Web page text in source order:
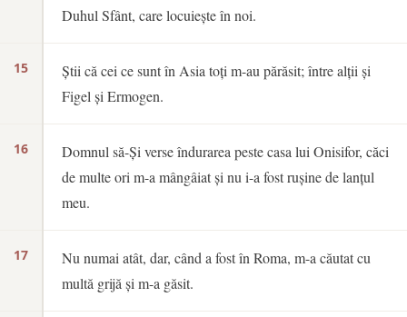
15
16
17
Duhul Sfânt, care locuiește în noi.
Știi că cei ce sunt în Asia toți m-au părăsit; între alții și
Figel și Ermogen.
Domnul să-Și verse îndurarea peste casa lui Onisifor, căci
de multe ori m-a mângâiat și nu i-a fost rușine de lanțul
meu.
Nu numai atât, dar, când a fost în Roma, m-a căutat cu
multă grijă și m-a găsit.